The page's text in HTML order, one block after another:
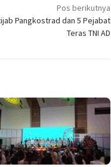
Pos berikutnya
Pangkostrad dan 5 Pejabat
Teras TNI AD